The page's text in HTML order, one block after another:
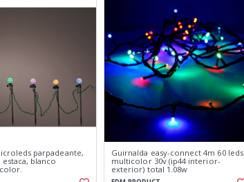
parpadeante,
blanco
Guirnalda easy-connect 4m 60 leds
multicolor 30v (ip44 interior-
exterior) total 1.08w